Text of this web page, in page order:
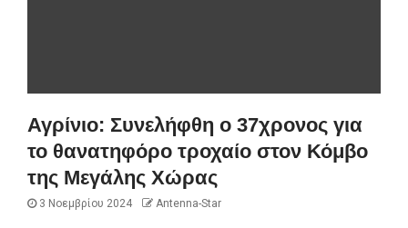
Αγρίνιο: Συνελήφθη ο 37χρονος για
το θανατηφόρο τροχαίο στον Κόμβο
της Μεγάλης Χώρας
3 Νοεμβρίου 2024 Antenna-Star